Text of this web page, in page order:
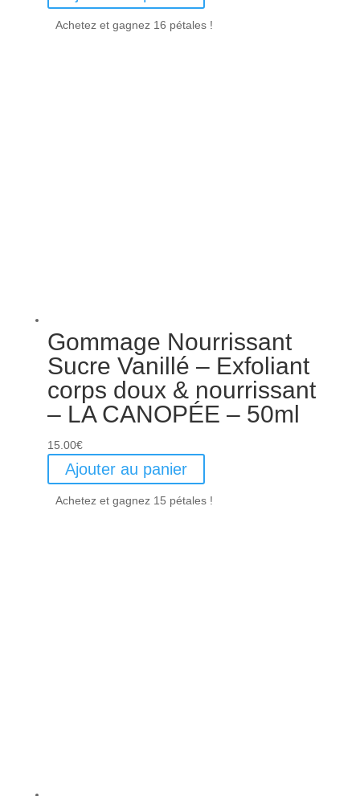
Achetez et gagnez 16 pétales !
Gommage Nourrissant
Sucre Vanillé – Exfoliant
corps doux & nourrissant
– LA CANOPÉE – 50ml
15.00€
Ajouter au panier
Achetez et gagnez 15 pétales !